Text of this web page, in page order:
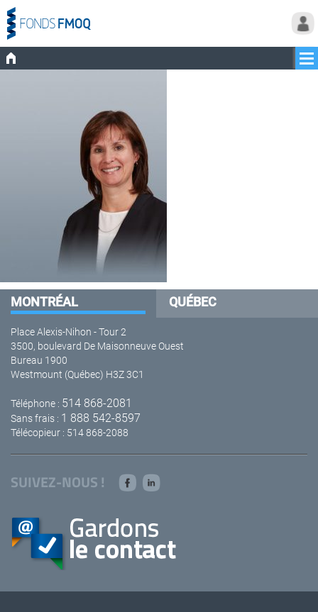
MONTRÉAL QUÉBEC
Place Alexis-Nihon - Tour 2
3500, boulevard De Maisonneuve Ouest
Bureau 1900
Westmount (Québec) H3Z 3C1
Téléphone : 514 868-2081
Sans frais : 1 888 542-8597
Télécopieur : 514 868-2088
SUIVEZ-NOUS !